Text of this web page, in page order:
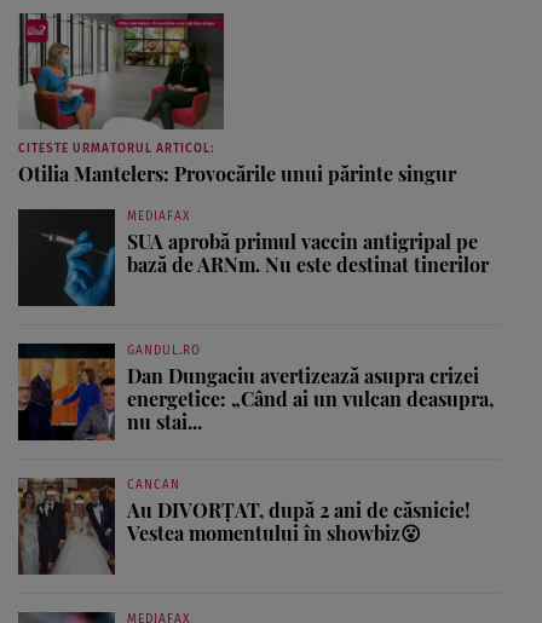
CITESTE URMATORUL ARTICOL:
Otilia Mantelers: Provocările unui părinte singur
MEDIAFAX
SUA aprobă primul vaccin antigripal pe
bază de ARNm. Nu este destinat tinerilor
GANDUL.RO
Dan Dungaciu avertizează asupra crizei
energetice: „Când ai un vulcan deasupra,
nu stai...
CANCAN
Au DIVORȚAT, după 2 ani de căsnicie!
Vestea momentului în showbiz😮
MEDIAFAX